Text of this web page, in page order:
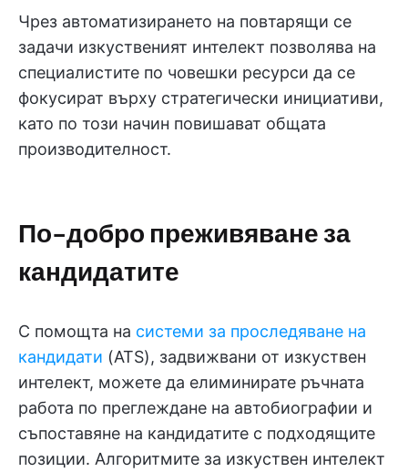
Чрез автоматизирането на повтарящи се
задачи изкуственият интелект позволява на
специалистите по човешки ресурси да се
фокусират върху стратегически инициативи,
като по този начин повишават общата
производителност.
По-добро преживяване за
кандидатите
С помощта на системи за проследяване на
кандидати (ATS), задвижвани от изкуствен
интелект, можете да елиминирате ръчната
работа по преглеждане на автобиографии и
съпоставяне на кандидатите с подходящите
позиции. Алгоритмите за изкуствен интелект